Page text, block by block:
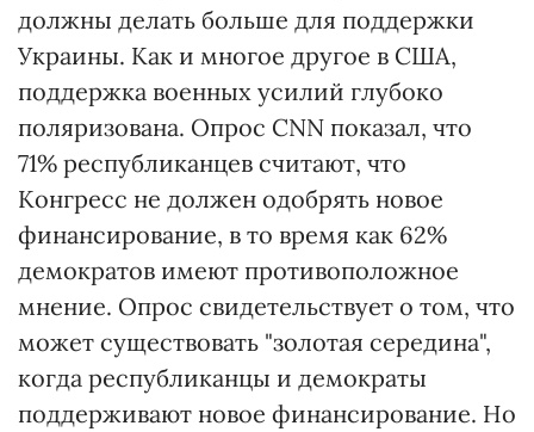
должны делать больше для поддержки
Украины. Как и многое другое в США,
поддержка военных усилий глубоко
поляризована. Опрос CNN показал, что
71% республиканцев считают, что
Конгресс не должен одобрять новое
финансирование, в то время как 62%
демократов имеют противоположное
мнение. Опрос свидетельствует о том, что
может существовать "золотая середина",
когда республиканцы и демократы
поддерживают новое финансирование. Но